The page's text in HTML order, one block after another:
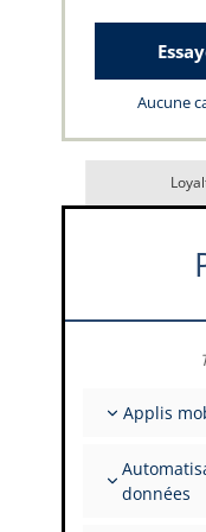
Aucune
Applis
Saisies de
Installations
données